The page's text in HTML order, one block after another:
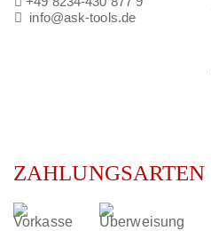
info@ask-tools.de
ZAHLUNGSARTEN